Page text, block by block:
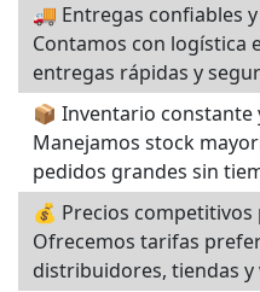
🚚 Entregas confiables
Contamos con logística
entregas rápidas y
📦 Inventario constante
Manejamos stock
pedidos grandes sin
💰 Precios
Ofrecemos tarifas
distribuidores, tiendas y